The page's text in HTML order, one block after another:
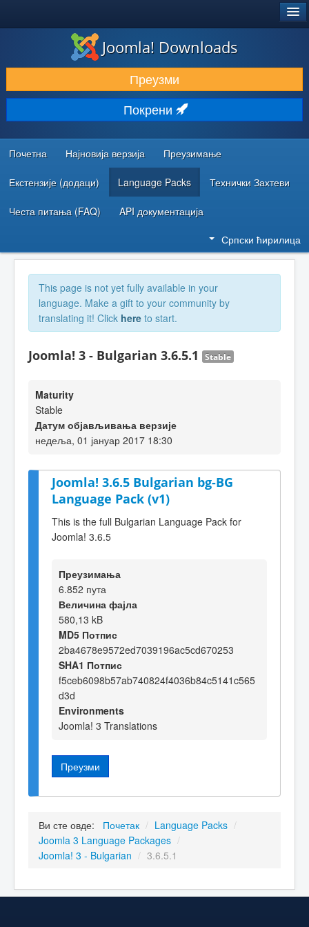
ПРЕУЗИМАЊЕ И ПРОШИРЕЊА (ЕКСТЕНЗИЈЕ)
ОТКРИЈТЕ И НАУЧИТЕ
ЗАЈЕДНИЦА И ПОДРШКА
РЕСУРСИ ЗА РАЗВОЈ
Joomla! Downloads
Преузми
Покрени
Почетна Најновија верзија Преузимање
Екстензије (додаци) Language Packs Технички Захтеви
Честа питања (FAQ) API документација
Српски ћирилица
This page is not yet fully available in your
language. Make a gift to your community by
translating it! Click here to start.
Joomla! 3 - Bulgarian 3.6.5.1 Stable
Maturity
Stable
Датум објављивања верзије
недеља, 01 јануар 2017 18:30
Joomla! 3.6.5 Bulgarian bg-BG
Language Pack (v1)
This is the full Bulgarian Language Pack for
Joomla! 3.6.5
Преузимања
6.852 пута
Величина фајла
580,13 kB
MD5 Потпис
2ba4678e9572ed7039196ac5cd670253
SHA1 Потпис
f5ceb6098b57ab740824f4036b84c5141c565
d3d
Environments
Joomla! 3 Translations
Преузми
Ви сте овде: Почетак / Language Packs /
Joomla 3 Language Packages /
Joomla! 3 - Bulgarian / 3.6.5.1